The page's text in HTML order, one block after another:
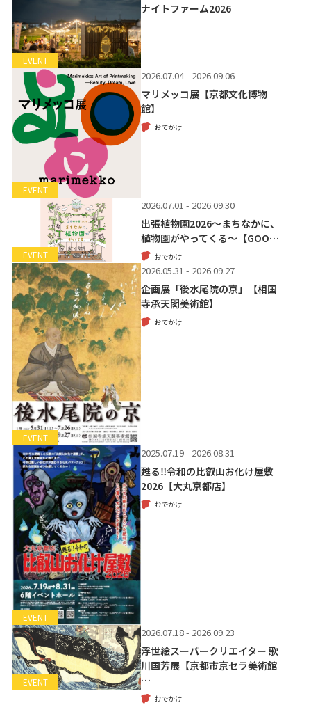
EVENT
ナイトファーム2026
EVENT
2026.07.04 - 2026.09.06
マリメッコ展【京都文化博物
館】
おでかけ
EVENT
2026.07.01 - 2026.09.30
出張植物園2026～まちなかに、
植物園がやってくる～【GOO…
おでかけ
EVENT
2026.05.31 - 2026.09.27
企画展「後水尾院の京」【相国
寺承天閣美術館】
おでかけ
EVENT
2025.07.19 - 2026.08.31
甦る‼令和の比叡山お化け屋敷
2026【大丸京都店】
おでかけ
EVENT
2026.07.18 - 2026.09.23
浮世絵スーパークリエイター 歌
川国芳展【京都市京セラ美術館
…
おでかけ